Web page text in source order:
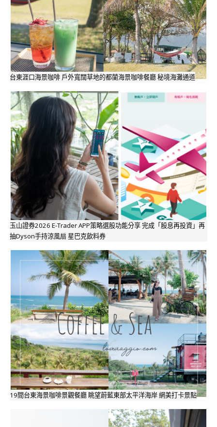
台東涯口海景咖啡 戶外寬闊草地的都蘭海景咖啡餐廳 秘境海灘通道
玉山證券2026 E-Trader APP策略選股功能分享 完成「股息再投資」再
抽Dyson手持涼風扇 星巴克飲料券
19間台東海景咖啡景觀餐廳 眺望蔚藍東部太平洋海岸 網美打卡景點